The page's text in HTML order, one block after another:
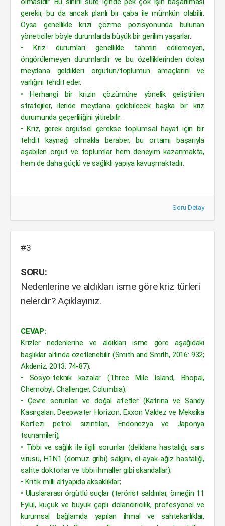
gerekir, bu da ancak planlı bir çaba ile mümkün olabilir.
Oysa genellikle krizi çözme pozisyonunda bulunan
yöneticiler böyle durumlarda büyük bir gerilim yaşarlar.
• Kriz durumları genellikle tahmin edilemeyen,
öngörülemeyen durumlardır ve bu özelliklerinden dolayı
meydana geldikleri örgütün/toplumun amaçlarını ve
varlığını tehdit eder.
• Herhangi bir krizin çözümüne yönelik geliştirilen
stratejiler, ileride meydana gelebilecek başka bir kriz
durumunda geçerliliğini yitirebilir.
• Kriz, gerek örgütsel gerekse toplumsal hayat için bir
tehdit kaynağı olmakla beraber, bu ortamı başarıyla
aşabilen örgüt ve toplumlar hem deneyim kazanmakta,
hem de daha güçlü ve sağlıklı yapıya kavuşmaktadır.
Soru Detay
#3
SORU:
Nedenlerine ve aldıkları isme göre kriz türleri
nelerdir? Açıklayınız.
CEVAP:
Krizler nedenlerine ve aldıkları isme göre aşağıdaki
başlıklar altında özetlenebilir (Smith and Smith, 2016: 932;
Akdeniz, 2013: 74-87):
• Sosyo-teknik kazalar (Three Mile Island, Bhopal,
Chernobyl, Challenger, Columbia);
• Çevre sorunları ve doğal afetler (Katrina ve Sandy
Kasırgaları, Deepwater Horizon, Exxon Valdez ve Meksika
Körfezi petrol sızıntıları, Endonezya ve Japonya
tsunamileri);
• Tıbbi ve sağlık ile ilgili sorunlar (delidana hastalığı, sars
virüsü, H1N1 (domuz gribi) salgını, el-ayak-ağız hastalığı,
sahte doktorlar ve tıbbi ihmaller gibi skandallar);
• Kritik milli altyapıda aksaklıklar;
• Uluslararası örgütlü suçlar (terörist saldırılar, örneğin 11
Eylül, küçük ve büyük çaplı dolandırıcılık, profesyonel ve
kurumsal bağlamda yapılan ihmal ve sahtekarlıklar,